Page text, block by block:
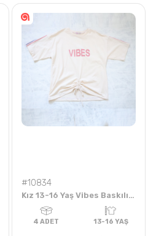
#10834
Kız 13-16 Yaş Vibes Baskılı Badi